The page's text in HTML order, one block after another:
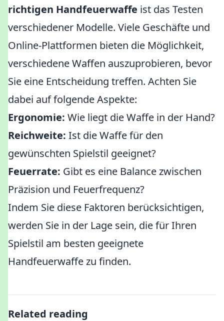
richtigen Handfeuerwaffe ist das Testen
verschiedener Modelle. Viele Geschäfte und
Online-Plattformen bieten die Möglichkeit,
verschiedene Waffen auszuprobieren, bevor
Sie eine Entscheidung treffen. Achten Sie
dabei auf folgende Aspekte:
Ergonomie: Wie liegt die Waffe in der Hand?
Reichweite: Ist die Waffe für den
gewünschten Spielstil geeignet?
Feuerrate: Gibt es eine Balance zwischen
Präzision und Feuerfrequenz?
Indem Sie diese Faktoren berücksichtigen,
werden Sie in der Lage sein, die für Ihren
Spielstil am besten geeignete
Handfeuerwaffe zu finden.
Related reading